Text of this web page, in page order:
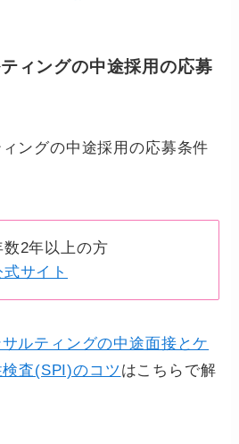
ィングの中途採用の応募
ングの中途採用の応募条件
2年以上の方
式サイト
ルティングの中途面接とケ
査(SPI)のコツ はこちらで解